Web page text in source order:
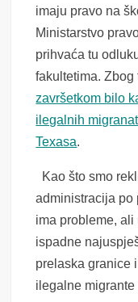
imaju pravo na
Ministarstvo
prihvaća tu
fakultetima.
završetkom bilo
ilegalnih
Texasa.
Kao što smo
administracija po
ima probleme,
ispadne
prelaska granice
ilegalne migrante